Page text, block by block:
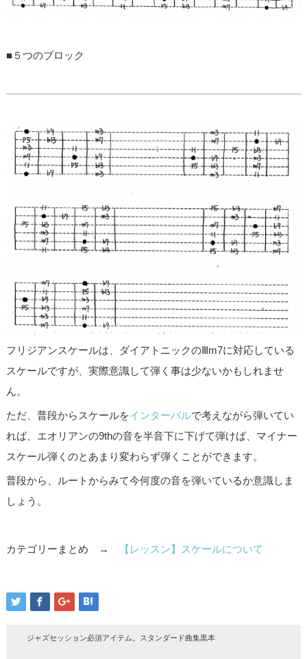
■５つのブロック
フリジアンスケールは、ダイアトニックのⅢm7に対応している
スケールですが、実際意識して弾く事は少ないかもしれませ
ん。
ただ、普段からスケールをインターバルで考えながら弾いてい
れば、エオリアンの9thの音を半音下に下げて弾けば、マイナー
スケール弾くのとあまり変わらず弾くことができます。
普段から、ルートからみて今何度の音を弾いているか意識しま
しょう。
カテゴリーまとめ → 【レッスン】スケールについて
ジャズセッション必須アイテム。スタンダード曲集黒本